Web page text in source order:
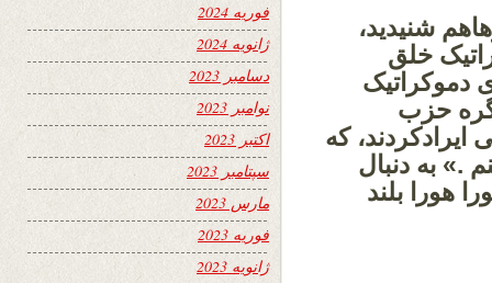
شنیدید،
خلق
دموکراتیک
حزب
که
.» به دنبال
هورا بلند
فوریه 2024
ژانویه 2024
دسامبر 2023
نوامبر 2023
اکتبر 2023
سپتامبر 2023
مارس 2023
فوریه 2023
ژانویه 2023